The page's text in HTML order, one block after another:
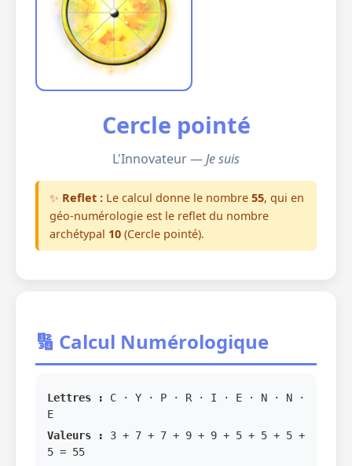
Cercle pointé
L'Innovateur —Je suis
✨ Reflet : Le calcul donne le nombre 55, qui en
géo-numérologie est le reflet du nombre
archétypal 10 (Cercle pointé).
🔢 Calcul Numérologique
Lettres :
C · Y · P · R · I · E · N · N ·
E
Valeurs :
3 + 7 + 7 + 9 + 9 + 5 + 5 + 5 +
5 = 55